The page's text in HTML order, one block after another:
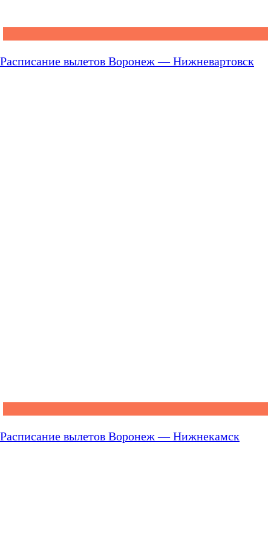
Расписание вылетов Воронеж — Нижневартовск
Расписание вылетов Воронеж — Нижнекамск